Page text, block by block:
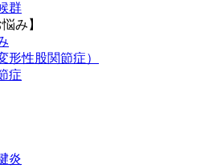
群
み】
形性股関節症）
症
炎